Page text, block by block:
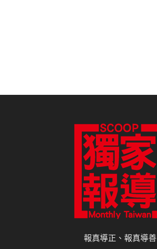
報真導正、報真導善